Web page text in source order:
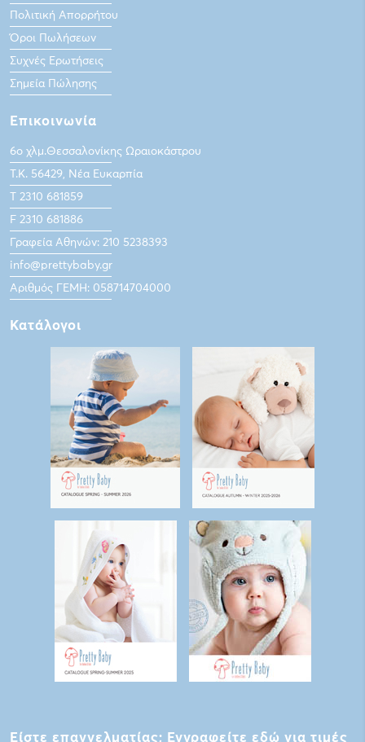
Πολιτική Απορρήτου
Όροι Πωλήσεων
Συχνές Ερωτήσεις
Σημεία Πώλησης
Επικοινωνία
6ο χλμ.Θεσσαλονίκης Ωραιοκάστρου
Τ.Κ. 56429, Νέα Ευκαρπία
Τ 2310 681859
F 2310 681886
Γραφεία Αθηνών: 210 5238393
info@prettybaby.gr
Αριθμός ΓΕΜΗ: 058714704000
Κατάλογοι
Είστε επαγγελματίας; Εγγραφείτε εδώ για τιμές